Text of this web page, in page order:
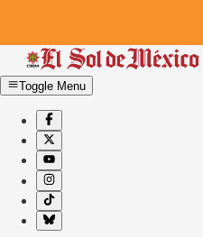
Toggle Menu